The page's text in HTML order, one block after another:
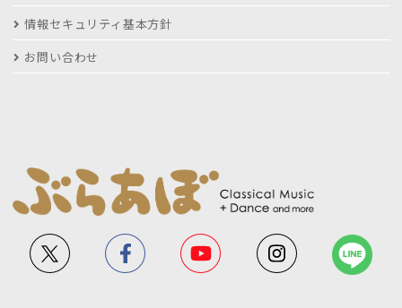
情報セキュリティ基本方針
お問い合わせ